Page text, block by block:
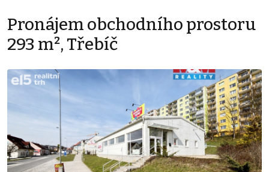
Pronájem obchodního prostoru
293 m², Třebíč